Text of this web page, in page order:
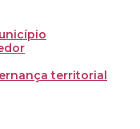
territorial